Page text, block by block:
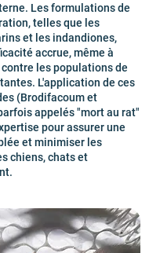
Les formulations de
telles que les
et les indandiones,
accrue, même à
les populations de
L'application de ces
(Brodifacoum et
appelés "mort au rat"
pour assurer une
et minimiser les
chiens, chats et